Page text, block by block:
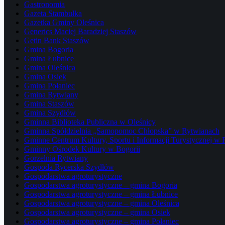
Gastronomia
Gazeta Stambułka
Gazetka Gminy Oleśnica
Generics Maciej Baradziej Staszów
Getin Bank Staszów
Gmina Bogoria
Gmina Łubnice
Gmina Oleśnica
Gmina Osiek
Gmina Połaniec
Gmina Rytwiany
Gmina Staszów
Gmina Szydłów
Gminna Biblioteka Publiczna w Oleśnicy
Gminna Spółdzielnia „Samopomoc Chłopska” w Rytwianach
Gminne Centrum Kultury, Sportu i Informacji Turystycznej w
Gminny Ośrodek Kultury w Bogorii
Gorzelnia Rytwiany
Gospoda Rycerska Szydłów
Gospodarstwa agroturystyczne
Gospodarstwa agroturystyczne – gmina Bogoria
Gospodarstwa agroturystyczne – gmina Łubnice
Gospodarstwa agroturystyczne – gmina Oleśnica
Gospodarstwa agroturystyczne – gmina Osiek
Gospodarstwa agroturystyczne – gmina Połaniec